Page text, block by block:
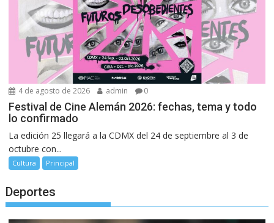
4 de agosto de 2026 admin 0
Festival de Cine Alemán 2026: fechas, tema y todo
lo confirmado
La edición 25 llegará a la CDMX del 24 de septiembre al 3 de
octubre con...
Cultura Principal
Deportes